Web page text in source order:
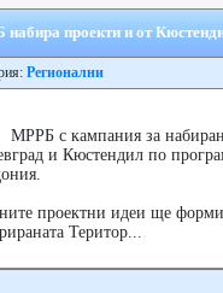
проекти и от
Регионални
МРРБ с кампания за
и Кюстендил по
проектни идеи ще
Територ...